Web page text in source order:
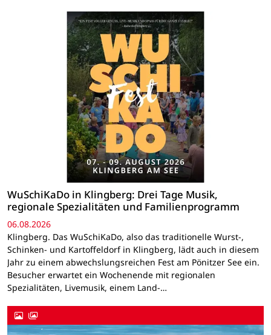
WuSchiKaDo in Klingberg: Drei Tage Musik,
regionale Spezialitäten und Familienprogramm
06.08.2026
Klingberg. Das WuSchiKaDo, also das traditionelle Wurst-,
Schinken- und Kartoffeldorf in Klingberg, lädt auch in diesem
Jahr zu einem abwechslungsreichen Fest am Pönitzer See ein.
Besucher erwartet ein Wochenende mit regionalen
Spezialitäten, Livemusik, einem Land-…